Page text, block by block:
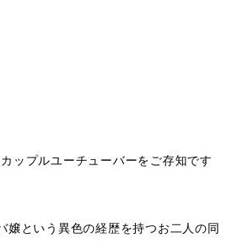
ップルユーチューバーをご存知です
嬢という異色の経歴を持つお二人の同